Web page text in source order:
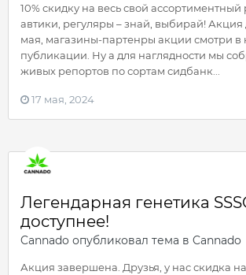
10% скидку на весь свой ассортиментный
автики, регуляры – знай, выбирай! Акция
мая, магазины-партенры акции смотри в
публикации. Ну а для наглядности мы
живых репортов по сортам сидбанк...
17 мая, 2024
Легендарная генетика
доступнее!
Cannado опубликовал тема в Cannado
Акция завершена. Друзья, у нас скидка